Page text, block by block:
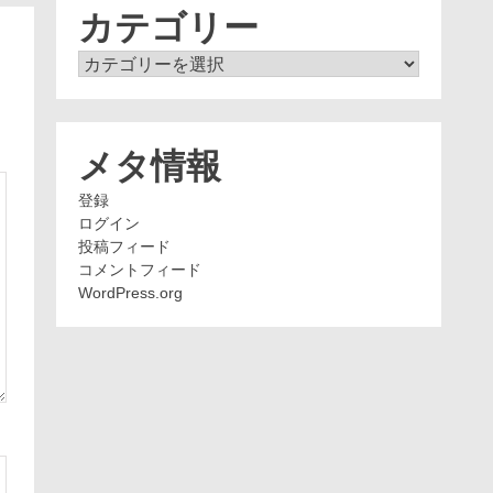
カテゴリー
カ
メタ情報
登録
ログイン
投稿フィード
コメントフィード
WordPress.org